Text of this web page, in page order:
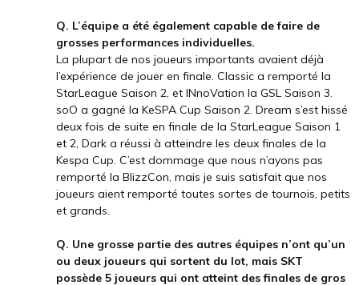
Q. L’équipe a été également capable de faire de
grosses performances individuelles.
La plupart de nos joueurs importants avaient déjà
l’expérience de jouer en finale. Classic a remporté la
StarLeague Saison 2, et INnoVation la GSL Saison 3.
soO a gagné la KeSPA Cup Saison 2. Dream s’est hissé
deux fois de suite en finale de la StarLeague Saison 1
et 2, Dark a réussi à atteindre les deux finales de la
Kespa Cup. C’est dommage que nous n’ayons pas
remporté la BlizzCon, mais je suis satisfait que nos
joueurs aient remporté toutes sortes de tournois, petits
et grands.
Q. Une grosse partie des autres équipes n’ont qu’un
ou deux joueurs qui sortent du lot, mais SKT
possède 5 joueurs qui ont atteint des finales de gros